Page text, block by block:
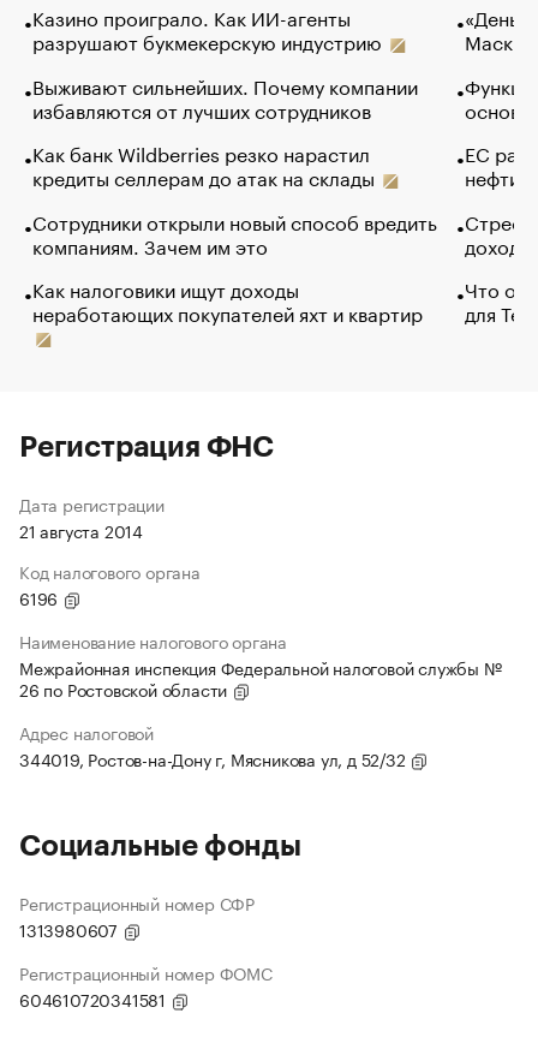
Казино проиграло. Как ИИ-агенты
разрушают букмекерскую индустрию
Выживают сильнейших. Почему компании
избавляются от лучших сотрудников
Как банк Wildberries резко нарастил
кредиты селлерам до атак на склады
Сотрудники открыли новый способ вредить
компаниям. Зачем им это
Как налоговики ищут доходы
неработающих покупателей яхт и квартир
Маск в
основ
ЕС
нефти
Что
для
Регистрация ФНС
Дата регистрации
21 августа 2014
Код налогового органа
6196
Наименование налогового органа
Межрайонная инспекция Федеральной налоговой службы №
26 по Ростовской области
Адрес налоговой
344019, Ростов-на-Дону г, Мясникова ул, д 52/32
Социальные фонды
Регистрационный номер СФР
1313980607
Регистрационный номер ФОМС
604610720341581